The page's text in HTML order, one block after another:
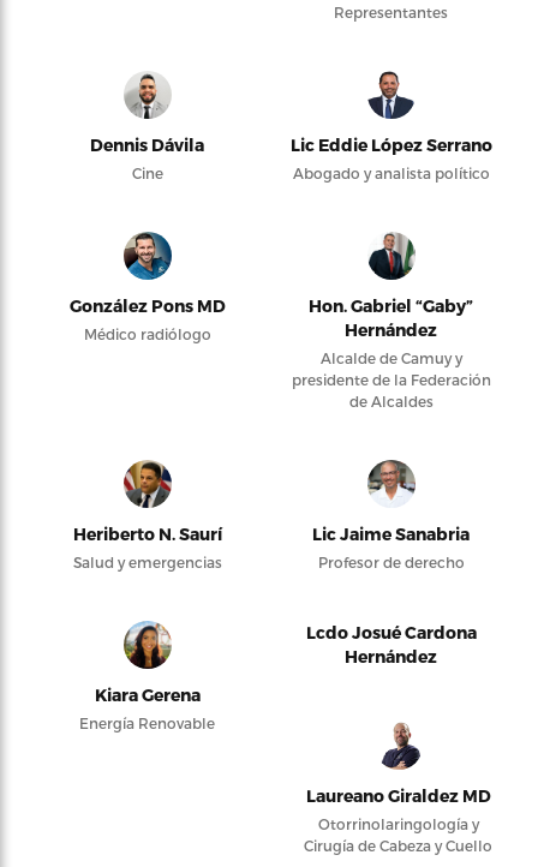
Representantes
Dennis Dávila
Cine
Lic Eddie López Serrano
Abogado y analista político
González Pons MD
Médico radiólogo
Hon. Gabriel “Gaby”
Hernández
Alcalde de Camuy y
presidente de la Federación
de Alcaldes
Heriberto N. Saurí
Salud y emergencias
Lic Jaime Sanabria
Profesor de derecho
Kiara Gerena
Energía Renovable
Lcdo Josué Cardona
Hernández
Laureano Giraldez MD
Otorrinolaringología y
Cirugía de Cabeza y Cuello